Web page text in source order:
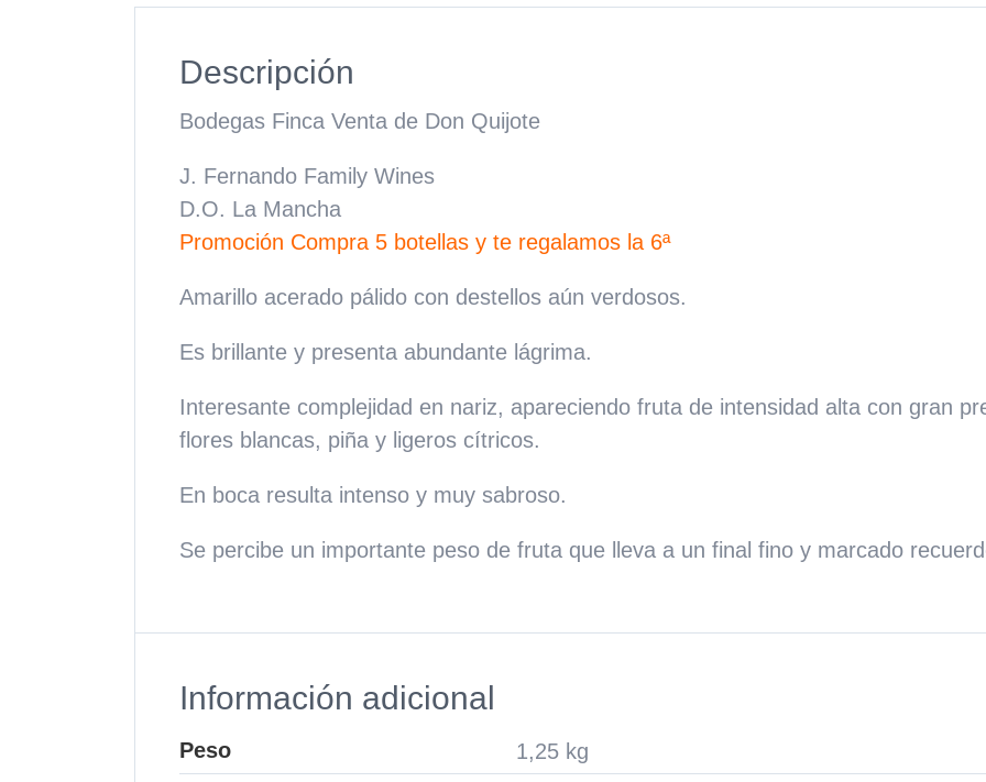
Descripción
Bodegas Finca Venta de Don Quijote
J. Fernando Family Wines
D.O. La Mancha
Promoción Compra 5 botellas y te regalamos la 6ª
Amarillo acerado pálido con destellos aún verdosos.
Es brillante y presenta abundante lágrima.
Interesante complejidad en nariz, apareciendo fruta de intensidad alta con gran
flores blancas, piña y ligeros cítricos.
En boca resulta intenso y muy sabroso.
Se percibe un importante peso de fruta que lleva a un final fino y marcado
Información adicional
Peso
1,25 kg